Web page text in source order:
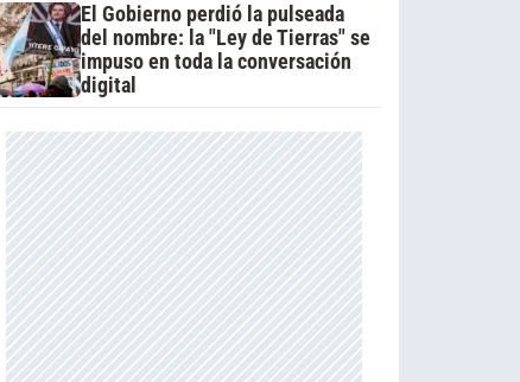
El Gobierno perdió la pulseada
del nombre: la "Ley de Tierras" se
impuso en toda la conversación
digital